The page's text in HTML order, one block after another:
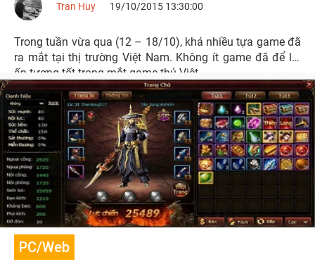
Tran Huy 19/10/2015 13:30:00
Trong tuần vừa qua (12 – 18/10), khá nhiều tựa game đã
ra mắt tại thị trường Việt Nam. Không ít game đã để lại
ấn tượng tốt trong mắt game thủ Việt.
PC/Web